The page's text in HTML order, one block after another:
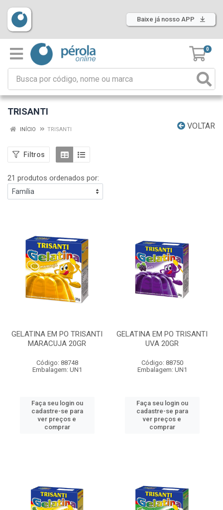
Baixe já nosso APP
0
TRISANTI
VOLTAR
INÍCIO TRISANTI
Filtros
21 produtos ordenados por:
GELATINA EM PO TRISANTI
MARACUJA 20GR
Código: 88748
Embalagem: UN1
Faça seu login ou
cadastre-se para
ver preços e
comprar
GELATINA EM PO TRISANTI
UVA 20GR
Código: 88750
Embalagem: UN1
Faça seu login ou
cadastre-se para
ver preços e
comprar